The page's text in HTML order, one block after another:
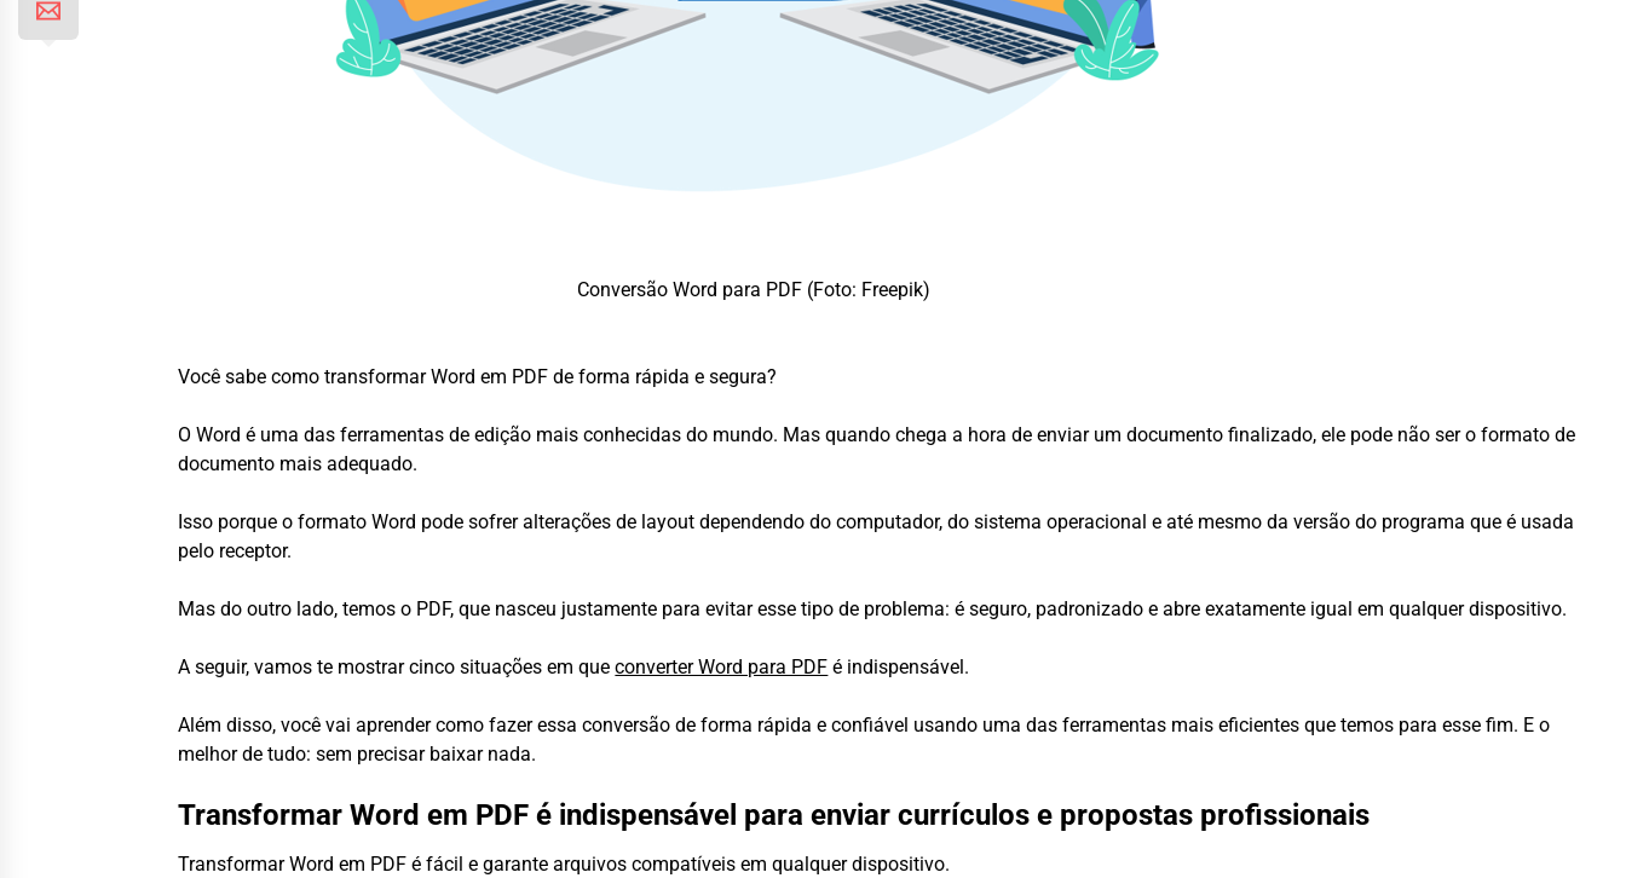
Conversão Word para PDF (Foto: Freepik)
Você sabe como transformar Word em PDF de forma rápida e segura?
O Word é uma das ferramentas de edição mais conhecidas do mundo. Mas quando chega a hora de enviar um documento finalizado, ele pode não ser o formato de
documento mais adequado.
Isso porque o formato Word pode sofrer alterações de layout dependendo do computador, do sistema operacional e até mesmo da versão do programa que é usada
pelo receptor.
Mas do outro lado, temos o PDF, que nasceu justamente para evitar esse tipo de problema: é seguro, padronizado e abre exatamente igual em qualquer dispositivo.
A seguir, vamos te mostrar cinco situações em queconverter Word para PDF é indispensável.
Além disso, você vai aprender como fazer essa conversão de forma rápida e confiável usando uma das ferramentas mais eficientes que temos para esse fim. E o
melhor de tudo: sem precisar baixar nada.
Transformar Word em PDF é indispensável para enviar currículos e propostas profissionais
Transformar Word em PDF é fácil e garante arquivos compatíveis em qualquer dispositivo.